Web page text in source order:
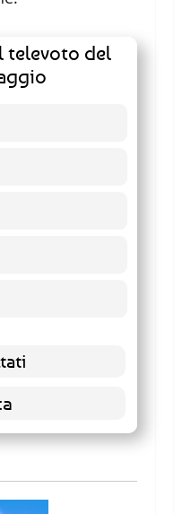
televoto del